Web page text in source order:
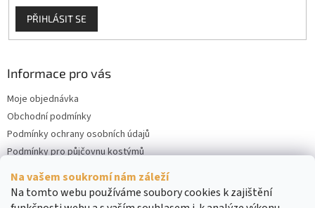
Na vašem soukromí nám záleží
Na tomto webu používáme soubory cookies k zajištění
PŘIHLÁSIT SE
Informace pro vás
Moje objednávka
Obchodní podmínky
Podmínky ochrany osobních údajů
Podmínky pro půjčovnu kostýmů
Kontakty
Cookies